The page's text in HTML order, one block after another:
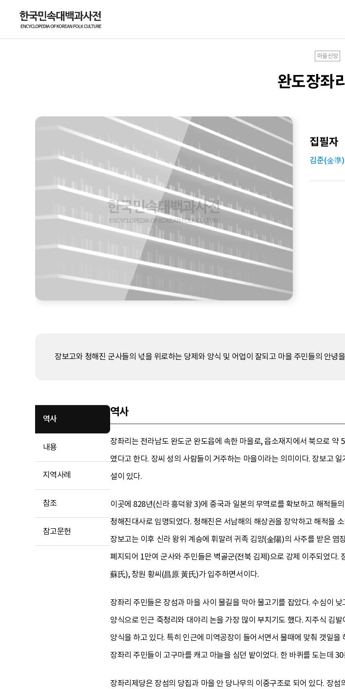
마을신앙
완도장좌
집필자
김준(金準)
장보고와 청해진 군사들의 넋을 위로하는 당제와 양식 및 어업이 잘되고 마을 주민들의 안녕
역사
내용
지역사례
참조
참고문헌
역사
장좌리는 전라남도 완도군 완도읍에 속한 마을로, 읍소재지에서 북으로 약
였다고 한다. 장씨 성의 사람들이 거주하는 마을이라는 의미이다. 장보고
설이 있다.
이곳에 828년(신라 흥덕왕 3)에 중국과 일본의 무역로를 확보하고 해적들
청해진대사로 임명되었다. 청해진은 서남해의 해상권을 장악하고 해적을
장보고는 이후 신라 왕위 계승에 휘말려 귀족 김양(金陽)의 사주를 받은
폐지되어 1만여 군사와 주민들은 벽골군(전북 김제)으로 강제 이주되었다
蘇氏), 창원 황씨(昌原 黃氏)가 입주하면서이다.
장좌리 주민들은 장섬과 마을 사이 물길을 막아 물고기를 잡았다. 수심이
양식으로 인근 죽청리와 대야리 논을 가장 많이 부치기도 했다. 지주식 김
양식을 하고 있다. 특히 인근에 미역공장이 들어서면서 물때에 맞춰 갯일
장좌리 주민들이 고구마를 캐고 마늘을 심던 밭이었다. 한 바퀴를 도는데
장좌리제당은 장섬의 당집과 마을 안 당나무의 이중구조로 되어 있다. 장